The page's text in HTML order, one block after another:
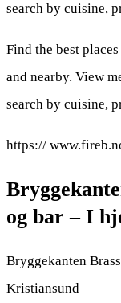
search by cuisine,
Find the best
and nearby. View
search by cuisine,
https://
og bar – I
Bryggekanten
Kristiansund